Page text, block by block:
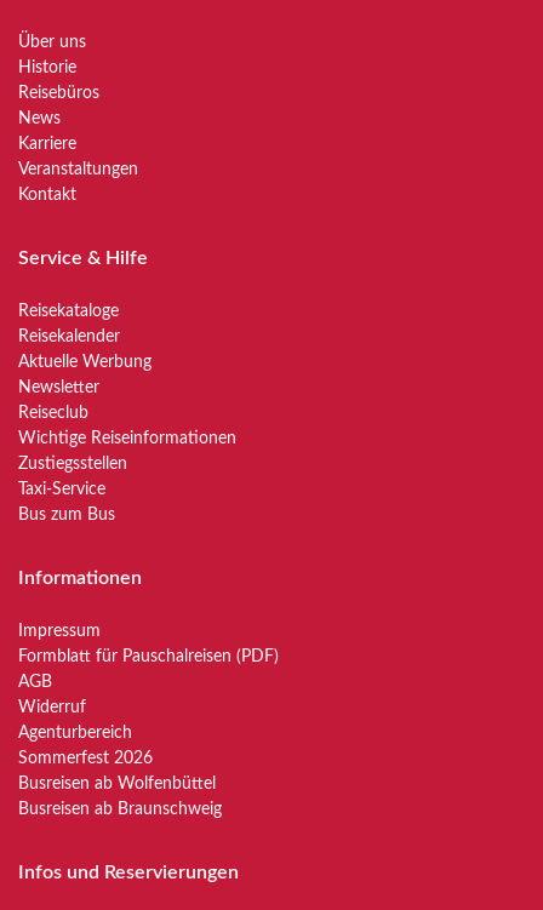
Über uns
Historie
Reisebüros
News
Karriere
Veranstaltungen
Kontakt
Service & Hilfe
Reisekataloge
Reisekalender
Aktuelle Werbung
Newsletter
Reiseclub
Wichtige Reiseinformationen
Zustiegsstellen
Taxi-Service
Bus zum Bus
Informationen
Impressum
Formblatt für Pauschalreisen (PDF)
AGB
Widerruf
Agenturbereich
Sommerfest 2026
Busreisen ab Wolfenbüttel
Busreisen ab Braunschweig
Infos und Reservierungen